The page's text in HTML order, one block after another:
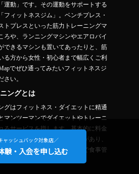
運動」です。その運動をサポートする
フィットネスジム」。ベンチプレス・
トプレスといった筋力トレーニングマ
ろや、ランニングマシンやエアロバイ
できるマシンも置いてあったりと、筋
る方から女性・初心者まで幅広くご利
でぜひ通ってみたいフィットネスジ
い。
ングとは
グはフィットネス・ダイエットに精通
マンツーマンでダイエットやトレーニ
るサービスを指します。基本的に料金
の分短期間で痩せやすい傾向があり、
イエットをされたい方や自分で食事管
通ってみるのもおすすめです。
ャッシュバック対象店／
験・入会を申し込む